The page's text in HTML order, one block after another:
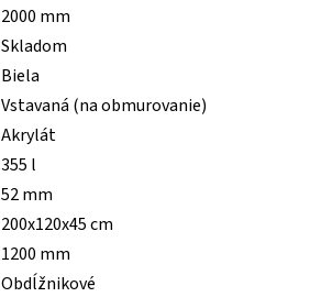
2000 mm
Skladom
Biela
Vstavaná (na obmurovanie)
Akrylát
355 l
52 mm
200x120x45 cm
1200 mm
Obdĺžnikové